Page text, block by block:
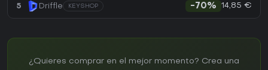
5 Driffle KEYSHOP -70% 14,85 €
¿Quieres comprar en el mejor momento? Crea una